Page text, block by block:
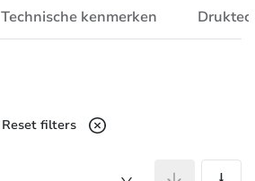
Technische kenmerken
Reset filters